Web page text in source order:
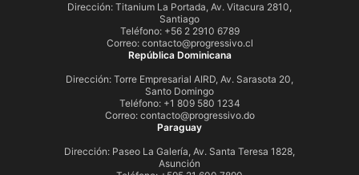
Dirección: Titanium La Portada, Av. Vitacura 2810,
Santiago
Teléfono: +56 2 2910 6789
Correo: contacto@progressivo.cl
República Dominicana
Dirección: Torre Empresarial AIRD, Av. Sarasota 20,
Santo Domingo
Teléfono: +1 809 580 1234
Correo: contacto@progressivo.do
Paraguay
Dirección: Paseo La Galería, Av. Santa Teresa 1828,
Asunción